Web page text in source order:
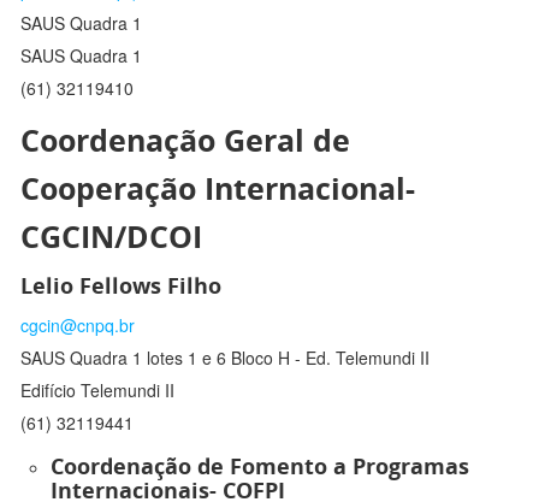
SAUS Quadra 1
SAUS Quadra 1
(61) 32119410
Coordenação Geral de
Cooperação Internacional-
CGCIN/DCOI
Lelio Fellows Filho
cgcin@cnpq.br
SAUS Quadra 1 lotes 1 e 6 Bloco H - Ed. Telemundi II
Edifício Telemundi II
(61) 32119441
Coordenação de Fomento a Programas
Internacionais- COFPI